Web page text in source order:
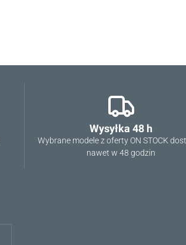
Wysyłka 48 h
Wybrane modele z oferty ON STOCK
nawet w 48 godzin